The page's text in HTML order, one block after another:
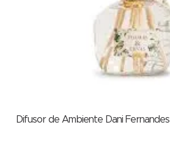
Difusor de Ambiente Dani